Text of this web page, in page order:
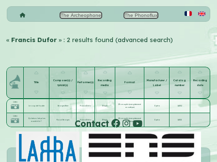
The Archeophone The Phonoflux
« Francis Dufor» : 2 results found (advanced search)
Title
Composer(s) /
lyricist(s)
Performer(s)
Recording
media
Format
Manufacturer /
Label
Catalog
number
Recording
date
Listen
Le coup de foudre
Georges Krier Francis Dufor Disque
28 cm saphir (enregistrement
acoustique)
Opéra 14052
Listen
Qu'est-ce c'est qu'ces
manièr's-là ?
Raoul Georges Francis Dufor Disque
28 cm saphir (enregistrement
acoustique)
Opéra 14021
Contact